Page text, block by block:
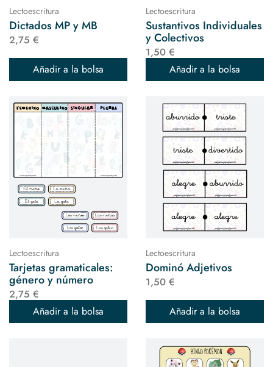
Lectoescritura
Dictados MP y MB
2,75 €
Añadir a la bolsa
Lectoescritura
Sustantivos Individuales
y Colectivos
1,50 €
Añadir a la bolsa
Lectoescritura
Tarjetas gramaticales:
género y número
2,75 €
Añadir a la bolsa
Lectoescritura
Dominó Adjetivos
1,50 €
Añadir a la bolsa